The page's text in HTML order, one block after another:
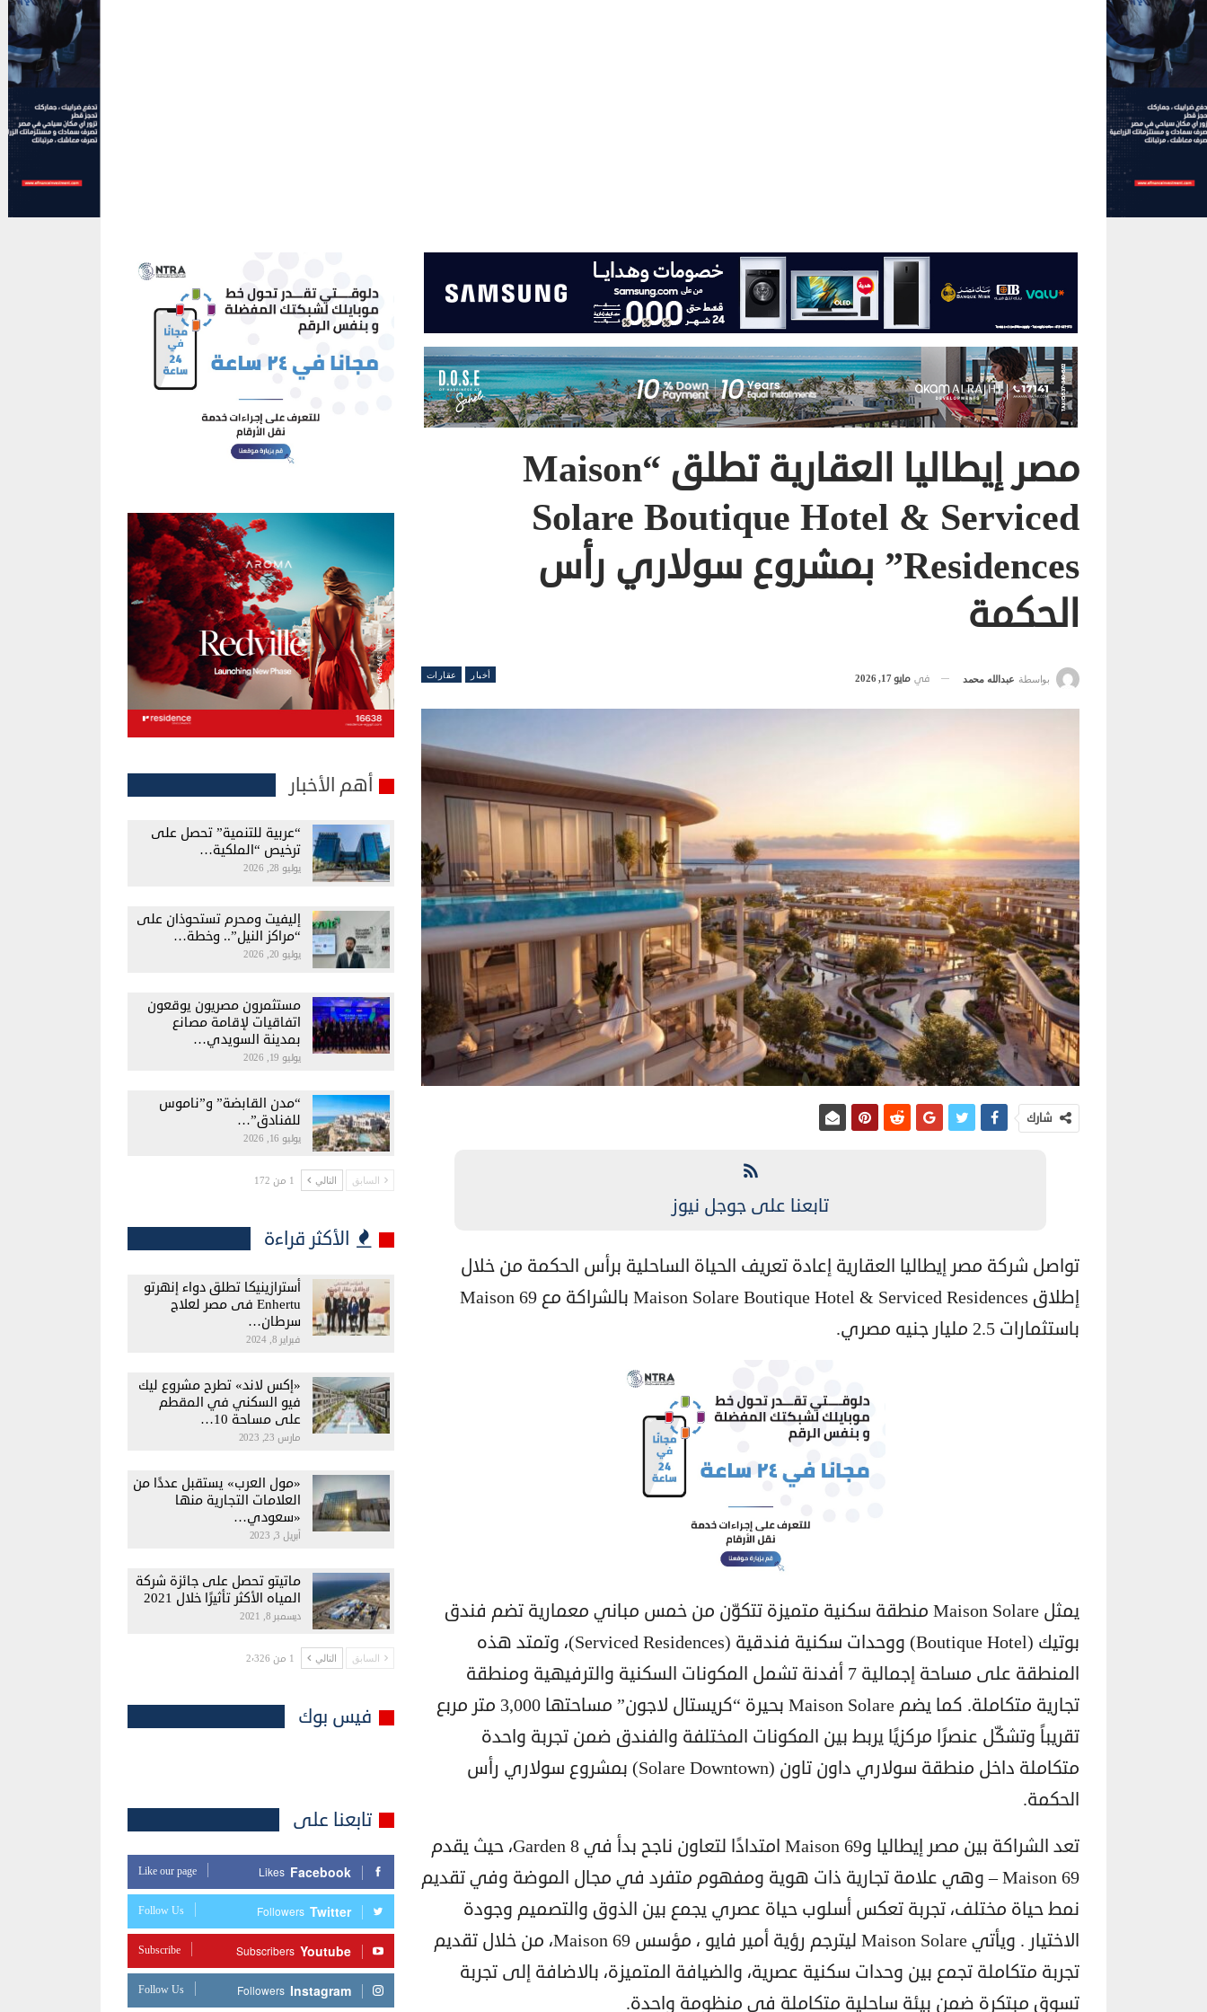
مصر إيطاليا العقارية تطلق “Maison
Solare Boutique Hotel & Serviced
Residences” بمشروع سولاري رأس
الحكمة
أخبار عقارات بواسطة عبدالله محمد في مايو 17, 2026
شارك
تابعنا على جوجل نيوز
تواصل شركة مصر إيطاليا العقارية إعادة تعريف الحياة الساحلية برأس الحكمة من خلال
إطلاق Maison Solare Boutique Hotel & Serviced Residences بالشراكة مع Maison 69
باستثمارات 2.5 مليار جنيه مصري.
يمثل Maison Solare منطقة سكنية متميزة تتكوّن من خمس مباني معمارية تضم فندق
بوتيك (Boutique Hotel) ووحدات سكنية فندقية (Serviced Residences)، وتمتد هذه
المنطقة على مساحة إجمالية 7 أفدنة تشمل المكونات السكنية والترفيهية ومنطقة
تجارية متكاملة. كما يضم Maison Solare بحيرة “كريستال لاجون” مساحتها 3,000 متر مربع
تقريباً وتشكّل عنصرًا مركزيًا يربط بين المكونات المختلفة والفندق ضمن تجربة واحدة
متكاملة داخل منطقة سولاري داون تاون (Solare Downtown) بمشروع سولاري رأس
الحكمة.
تعد الشراكة بين مصر إيطاليا وMaison 69 امتدادًا لتعاون ناجح بدأ في Garden 8، حيث يقدم
Maison 69 – وهي علامة تجارية ذات هوية ومفهوم متفرد في مجال الموضة وفي تقديم
نمط حياة مختلف، تجربة تعكس أسلوب حياة عصري يجمع بين الذوق والتصميم وجودة
الاختيار . ويأتي Maison Solare ليترجم رؤية أمير فايو ، مؤسس Maison 69، من خلال تقديم
تجربة متكاملة تجمع بين وحدات سكنية عصرية، والضيافة المتميزة، بالاضافة إلى تجربة
تسوق مبتكرة ضمن بيئة ساحلية متكاملة في منظومة واحدة.
أهم الأخبار
“عربية للتنمية” تحصل على
ترخيص “الملكية…
يوليو 28, 2026
إليفيت ومحرم تستحوذان على
“مراكز النيل”.. وخطة…
يوليو 20, 2026
مستثمرون مصريون يوقعون
اتفاقيات لإقامة مصانع
بمدينة السويدي…
يوليو 19, 2026
“مدن القابضة” و”ناموس
للفنادق”…
يوليو 16, 2026
السابق التالي 1 من 172
الأكثر قراءة
أسترازينيكا تطلق دواء إنهرتو
Enhertu فى مصر لعلاج
سرطان…
فبراير 8, 2024
«إكس لاند» تطرح مشروع ليك
فيو السكني في المقطم
على مساحة 10…
مارس 23, 2023
«مول العرب» يستقبل عددًا من
العلامات التجارية منها
«سعودي…
أبريل 3, 2023
ماتيتو تحصل على جائزة شركة
المياه الأكثر تأثيرًا خلال 2021
ديسمبر 8, 2021
السابق التالي 1 من 2٬326
فيس بوك
تابعنا على
Facebook
Likes
Like our page
Twitter
Followers
Follow Us
Youtube
Subscribers
Subscribe
Instagram
Followers
Follow Us